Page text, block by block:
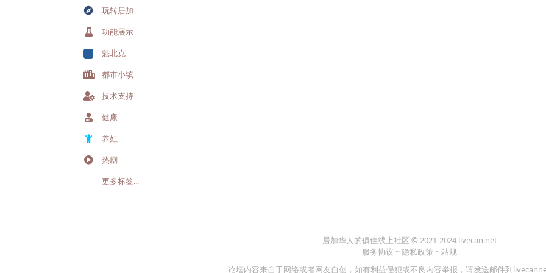
玩转居加
功能展示
魁北克
都市小镇
技术支持
健康
养娃
热剧
更多标签...
居加华人的俱佳线上社区 © 2021-2024 livecan.net
服务协议 ~隐私政策 ~站规
论坛内容来自于网络或者网友自创，如有利益侵犯或不良内容举报，请发送邮件到